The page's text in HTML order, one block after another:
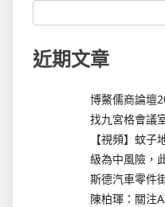
近期文章
博鰲儒商論壇
找九宮格會議
【視頻】蚊
級為中風險，
斯德汽車零件
陳柏琿：關注